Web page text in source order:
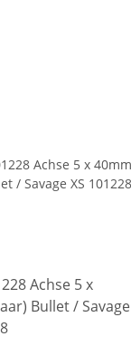
Achse 5 x
Bullet / Savage